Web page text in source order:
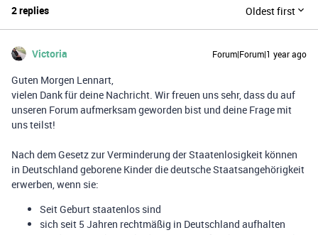
2 replies Oldest first
Victoria Forum|Forum|1 year ago
Guten Morgen Lennart,
vielen Dank für deine Nachricht. Wir freuen uns sehr, dass du auf
unseren Forum aufmerksam geworden bist und deine Frage mit
uns teilst!
Nach dem Gesetz zur Verminderung der Staatenlosigkeit können
in Deutschland geborene Kinder die deutsche Staatsangehörigkeit
erwerben, wenn sie:
Seit Geburt staatenlos sind
sich seit 5 Jahren rechtmäßig in Deutschland aufhalten